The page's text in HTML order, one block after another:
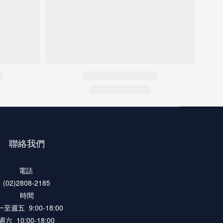
聯絡我們
電話
(02)2808-2185
時間
至週五 9:00-18:00
六 10:00-18:00